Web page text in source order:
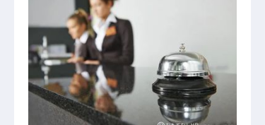
ゲストサービス（フロント夜勤）